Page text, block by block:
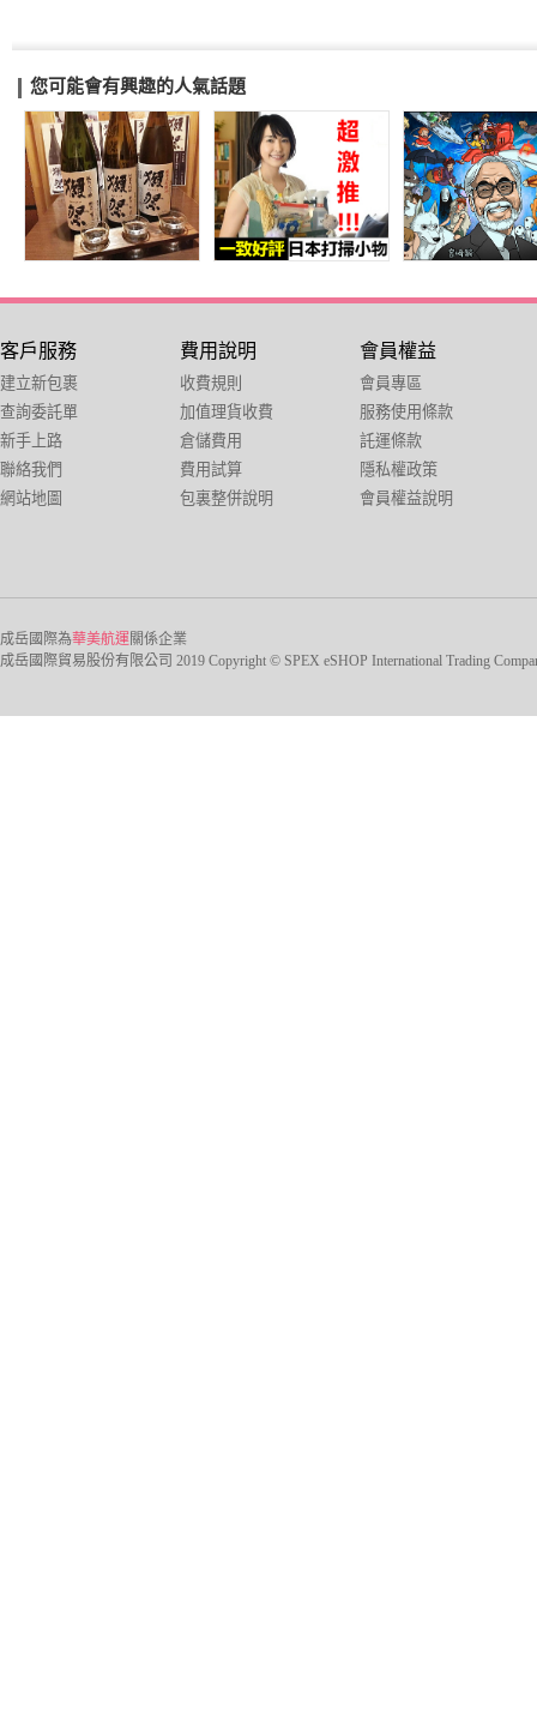
您可能會有興趣的人氣話題
客戶服務
建立新包裹
查詢委託單
新手上路
聯絡我們
網站地圖
費用說明
收費規則
加值理貨收費
倉儲費用
費用試算
包裏整併說明
會員權益
會員專區
服務使用條款
託運條款
隱私權政策
會員權益說明
成岳國際為華美航運關係企業
成岳國際貿易股份有限公司 2019 Copyright © SPEX eSHOP International Trading